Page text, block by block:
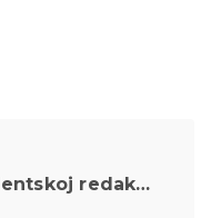
Poziv za članstvo u studentskoj redakciji Vesnika pravne istorije